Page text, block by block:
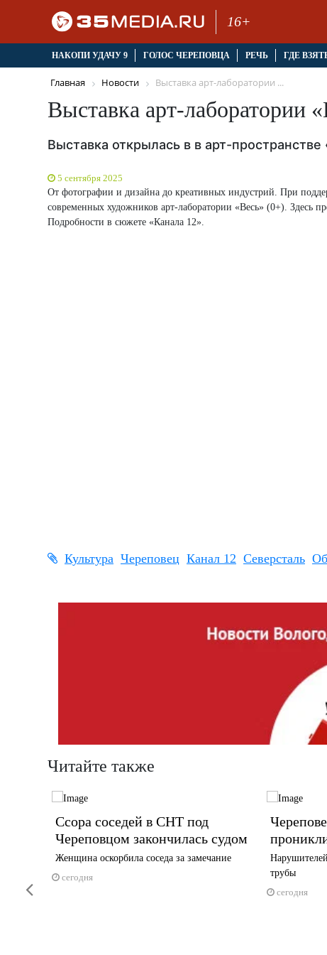
16+
НАКОПИ УДАЧУ 9 ГОЛОС ЧЕРЕПОВЦА РЕЧЬ ГДЕ
Главная Новости Выставка арт-лаборатории ...
Выставка арт-лаборатории
Выставка открылась в в арт-
5 сентября 2025
От фотографии и дизайна до креативных индустрий. При
современных художников арт-лаборатории «Весь» (0+). Здесь
Подробности в сюжете «Канала 12».
Культура Череповец Канал 12 Северсталь
Читайте также
Ссора соседей в СНТ под
Череповцом закончилась судом
Женщина оскорбила соседа за замечание
сегодня
трубы
сегодня